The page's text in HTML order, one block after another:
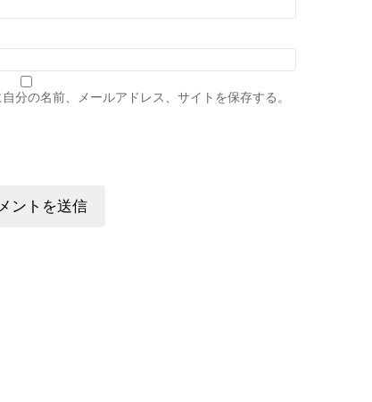
分の名前、メールアドレス、サイトを保存する。